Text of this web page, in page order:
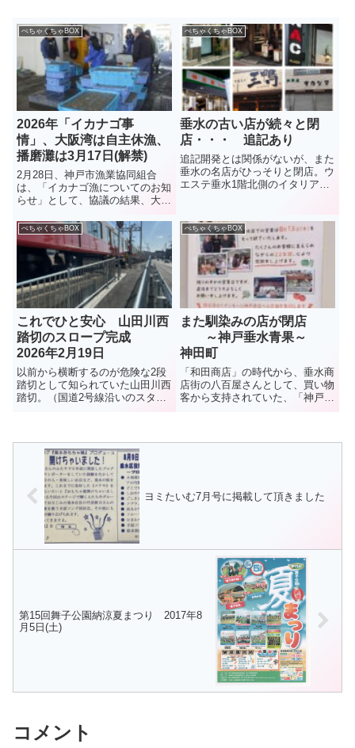
ぺちゃくちゃBOX
2026年「イカナゴ事
情」、大阪湾は自主休漁、
播磨灘は3月17日(解禁)
2月28日、神戸市漁業協同組合
は、「イカナゴ漁についてのお知
らせ」として、協議の結果、大阪
カナゴ漁は、3年連続で自主休漁
となったことを伝えた。播磨灘で
は6日に試験操業が行われ、イカ
ナゴのシンコ漁は3月17日に解...
ぺちゃくちゃBOX
垂水の古い店が続々と閉
店・・・ 追記あり
追記開発とは関係がないが、また
垂水の名店がひっそりと閉店。ウ
エステ垂水1階北側のイタリアン
弘さんは、知る人ぞ知る料理人。
昨年12月27日に閉店したとのこ
と。（2026年3月） ...
ぺちゃくちゃBOX
これでひと安心 山田川西
踏切のスロープ完成
2026年2月19日
以前から横断するのが危険な2段
踏切として知られていた山田川西
踏切。（国道2号線沿いのスター
念なことにここで、2025年1月9
日、女性2人が電車と接触する...
ぺちゃくちゃBOX
また馴染みの店が閉店
～神戸垂水青果～
神田町
「和田商店」の時代から、垂水商
店街の八百屋さんとして、買い物
客から支持されていた、「神戸垂
ヨミたいむ7月号に掲載して頂きました
第15回舞子公園納涼夏まつり 2017年8
月5日(土)
コメント